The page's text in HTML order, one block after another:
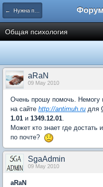
← Нужна помощь
Общая психология
aRaN
09 May 2010
Очень прошу помочь. Немогу
на сайте http://antimuh.ru для
1.01 и 1349.12.01.
Может кто знает где
по почте?
SgaAdmin
09 May 2010
aRaN